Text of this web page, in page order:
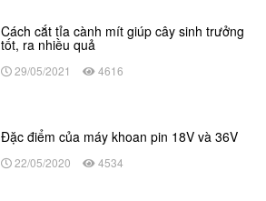
Cách cắt tỉa cành mít giúp cây sinh trưởng
tốt, ra nhiều quả
29/05/2021 4616
Đặc điểm của máy khoan pin 18V và 36V
22/05/2020 4534